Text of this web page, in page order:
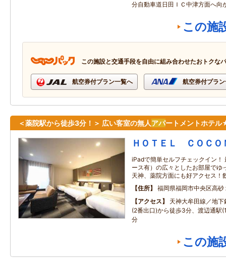
分自動車道日田ＩＣ中津方面へ向
この施
この施設と交通手段を自由に組み合わせたおトクな
航空券付プラン一覧へ 航空券付プラ
＜薬院駅から徒歩3分！＞ 広い客室の無人アパートメントホテ
ＨＯＴＥＬ ＣＯＣＯ
iPadで簡単セルフチェックイン！
ース有）の広々としたお部屋でゆ
天神、薬院方面にも好アクセス
住所
福岡県福岡市中央区高
アクセス
天神大牟田線／地
(2番出口)から徒歩3分、渡辺通駅
分
この施